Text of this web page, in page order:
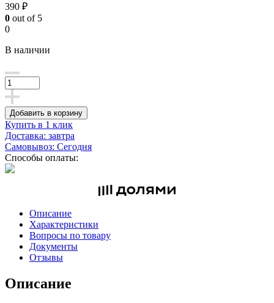
390 ₽
0 out of 5
0
В наличии
Добавить в корзину
Купить в 1 клик
Доставка: завтра
Самовывоз: Сегодня
Способы оплаты:
Описание
Характеристики
Вопросы по товару
Документы
Отзывы
Описание